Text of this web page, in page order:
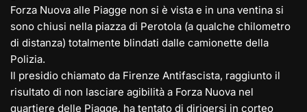
n
p o
k
k
Forza Nuova alle Piagge non si è vista e in una ventina si
sono chiusi nella piazza di Perotola (a qualche chilometro
di distanza) totalmente blindati dalle camionette della
Polizia.
Il presidio chiamato da Firenze Antifascista, raggiunto il
risultato di non lasciare agibilità a Forza Nuova nel
quartiere delle Piagge, ha tentato di dirigersi in corteo